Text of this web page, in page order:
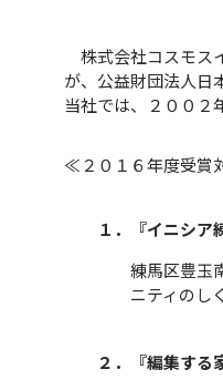
株式会社コスモス
が、公益財団法人日
当社では、２００２
≪２０１６年度受賞
１．『イニシア
練馬区豊玉
ニティのし
２．『編集する